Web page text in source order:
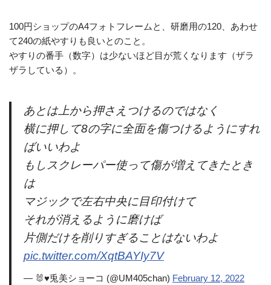
100円ショップのA4フォトフレームと、研磨用の120、あわせ
て240の紙やすりも良いとのこと。
やすりの番手（数字）は少ないほど目が荒くなります（ザラ
ザラしている）。
あとは上から押さえつけるのではなく
横に押して8の字に全面を傷つけるようにすれ
ばいいわよ
もしスクレーパー使って傷が増えてきたとき
は
マジックで左右中央に目印付けて
それが消えるように磨けば
片側だけを削りすぎることはないわよ
pic.twitter.com/XqtBAYIy7V
— 🐰♥兎美ショーコ (@UM405chan) February 12, 2022